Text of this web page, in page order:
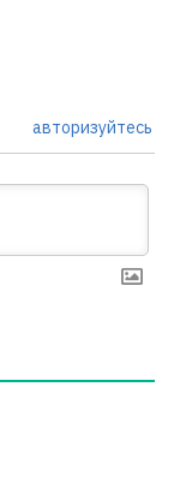
авторизуйтесь